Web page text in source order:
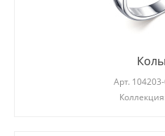
Арт.
Коллекция: